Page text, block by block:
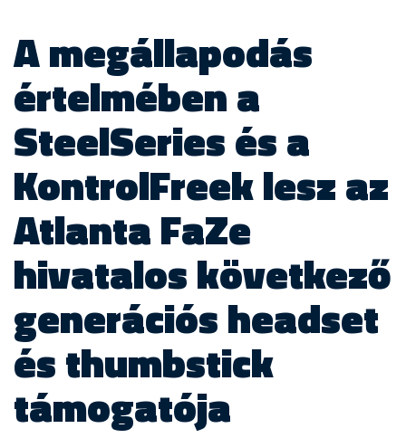
A megállapodás
értelmében a
SteelSeries és a
KontrolFreek lesz az
Atlanta FaZe
hivatalos következő
generációs headset
és thumbstick
támogatója